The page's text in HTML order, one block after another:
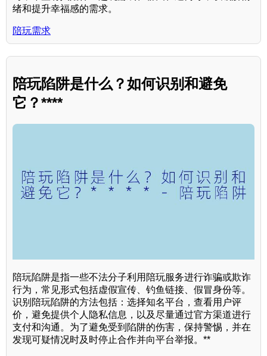
绪和提升幸福感的需求。
陪玩需求
陪玩陷阱是什么？如何识别和避免
它？****
陪玩陷阱是指一些不法分子利用陪玩服务进行诈骗或欺诈
行为，常见形式包括虚假宣传、钓鱼链接、假冒身份等。
识别陪玩陷阱的方法包括：选择知名平台，查看用户评
价，避免提供个人隐私信息，以及尽量通过官方渠道进行
支付和沟通。为了避免受到陷阱的伤害，保持警惕，并在
发现可疑情况时及时停止合作并向平台举报。**